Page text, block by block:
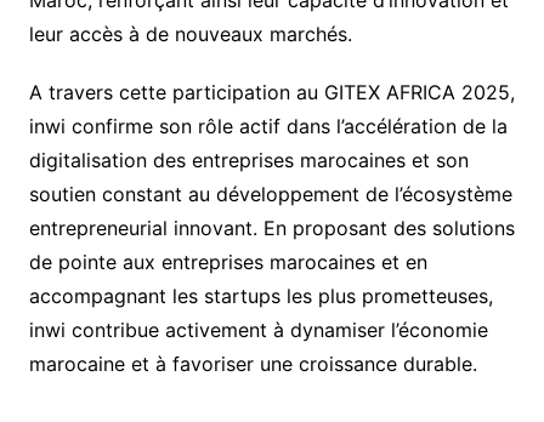
leur accès à de nouveaux marchés.
A travers cette participation au GITEX AFRICA 2025,
inwi confirme son rôle actif dans l’accélération de la
digitalisation des entreprises marocaines et son
soutien constant au développement de l’écosystème
entrepreneurial innovant. En proposant des solutions
de pointe aux entreprises marocaines et en
accompagnant les startups les plus prometteuses,
inwi contribue activement à dynamiser l’économie
marocaine et à favoriser une croissance durable.